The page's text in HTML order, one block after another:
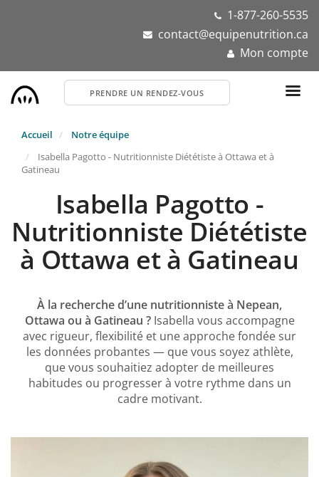
1-877-260-5535
contact@equipenutrition.ca
Mon compte
PRENDRE UN RENDEZ-VOUS
Accueil
Notre équipe
Isabella Pagotto - Nutritionniste Diététiste à Ottawa et à
Gatineau
Isabella Pagotto -
Nutritionniste Diététiste
à Ottawa et à Gatineau
À la recherche d’une nutritionniste à Nepean,
Ottawa ou à Gatineau ? Isabella vous accompagne
avec rigueur, flexibilité et une approche fondée sur
les données probantes — que vous soyez athlète,
que vous souhaitiez adopter de meilleures
habitudes ou progresser à votre rythme dans un
cadre motivant.